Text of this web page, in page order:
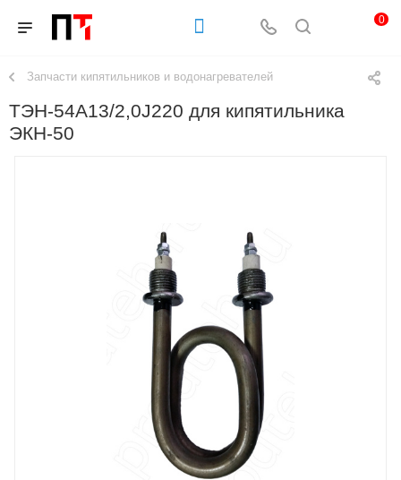
0
Запчасти кипятильников и водонагревателей
ТЭН-54А13/2,0J220 для кипятильника
ЭКН-50